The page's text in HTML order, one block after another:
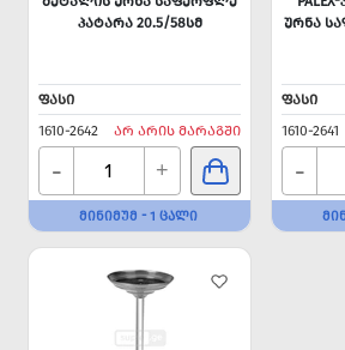
ᲞᲐᲢᲐᲠᲐ 20.5/58ᲡᲛ
ᲤᲐᲡᲘ
1610-2642
ᲐᲠ ᲐᲠᲘᲡ ᲛᲐᲠᲐᲒᲨᲘ
- +
ᲛᲘᲜᲘᲛᲣᲛ - 1 ᲪᲐᲚᲘ
ᲣᲠᲜᲐ
ᲤᲐᲡᲘ
1610-2641
-